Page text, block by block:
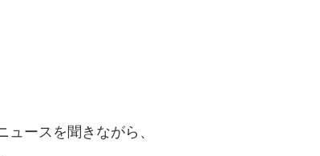
ースを聞きながら、